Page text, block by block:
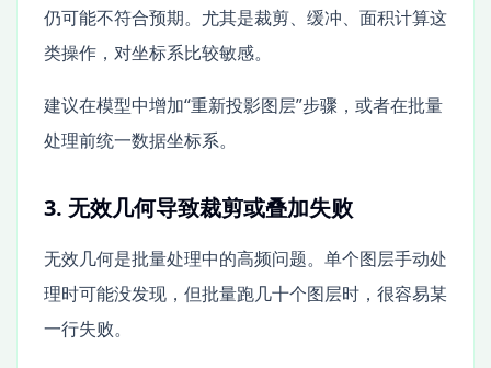
仍可能不符合预期。尤其是裁剪、缓冲、面积计算这
类操作，对坐标系比较敏感。
建议在模型中增加“重新投影图层”步骤，或者在批量
处理前统一数据坐标系。
3. 无效几何导致裁剪或叠加失败
无效几何是批量处理中的高频问题。单个图层手动处
理时可能没发现，但批量跑几十个图层时，很容易某
一行失败。